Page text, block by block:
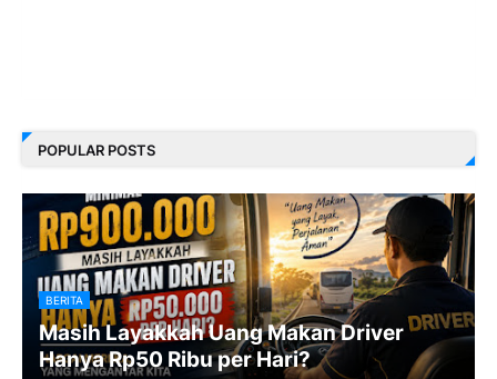
POPULAR POSTS
BERITA
Masih Layakkah Uang Makan Driver
Hanya Rp50 Ribu per Hari?